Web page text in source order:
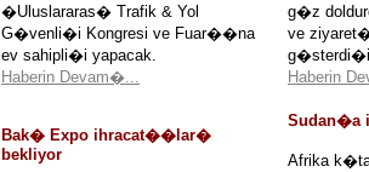
�Uluslararas� Trafik & Yol
G�venli�i Kongresi ve Fuar��na
ev sahipli�i yapacak.
Haberin Devam�...
g�z
ve
Haberin
Bak� Expo ihracat��lar�
bekliyor
Sudan�a
Afrika